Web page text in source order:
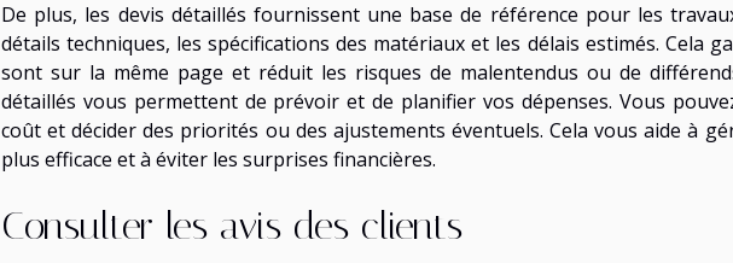
De plus, les devis détaillés fournissent une base de référence pour les
détails techniques, les spécifications des matériaux et les délais estimés. Cela
sont sur la même page et réduit les risques de malentendus ou de
détaillés vous permettent de prévoir et de planifier vos dépenses. Vous
coût et décider des priorités ou des ajustements éventuels. Cela vous aide à
plus efficace et à éviter les surprises financières.
Consulter les avis des clients